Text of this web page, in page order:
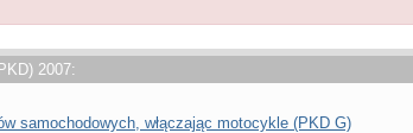
2007:
samochodowych, włączając motocykle (PKD G)